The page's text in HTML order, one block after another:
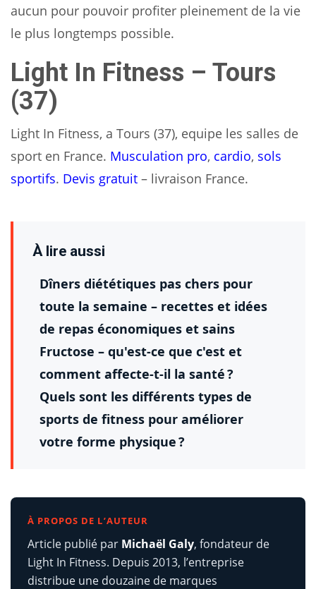
aucun pour pouvoir profiter pleinement de la vie
le plus longtemps possible.
Light In Fitness – Tours
(37)
Light In Fitness, a Tours (37), equipe les salles de
sport en France. Musculation pro, cardio, sols
sportifs. Devis gratuit – livraison France.
À lire aussi
Dîners diététiques pas chers pour
toute la semaine – recettes et idées
de repas économiques et sains
Fructose – qu'est-ce que c'est et
comment affecte-t-il la santé ?
Quels sont les différents types de
sports de fitness pour améliorer
votre forme physique ?
À PROPOS DE L’AUTEUR
Article publié par Michaël Galy, fondateur de
Light In Fitness. Depuis 2013, l’entreprise
distribue une douzaine de marques